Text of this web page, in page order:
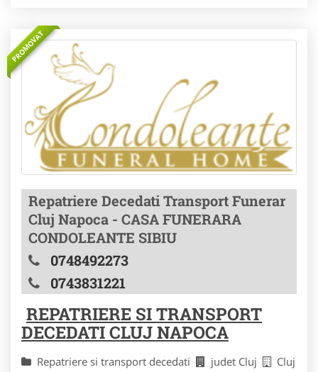
PROMOVAT
Repatriere Decedati Transport Funerar
Cluj Napoca - CASA FUNERARA
CONDOLEANTE SIBIU
0748492273
0743831221
REPATRIERE SI TRANSPORT
DECEDATI CLUJ NAPOCA
Repatriere si transport decedati judet Cluj
Cluj